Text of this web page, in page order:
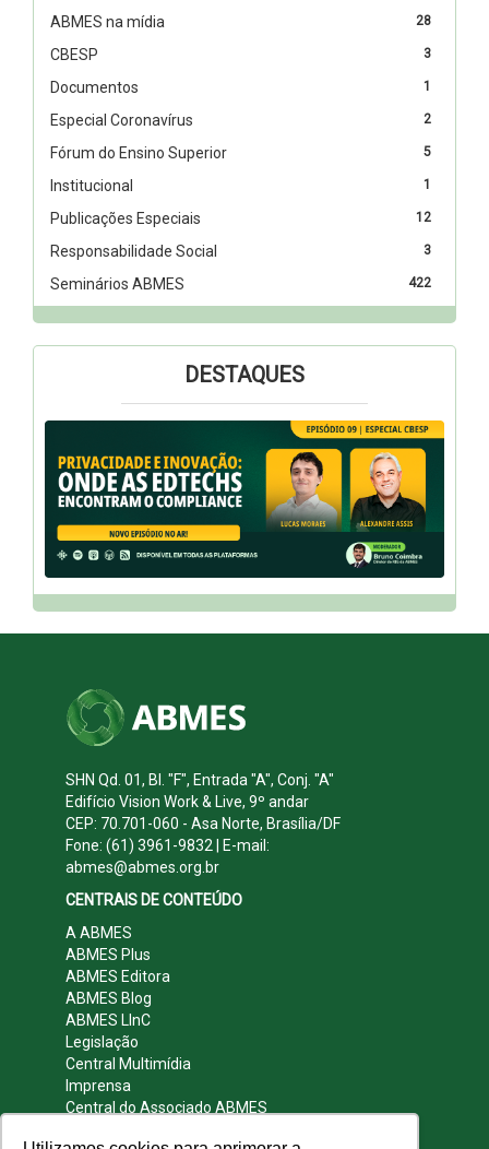
28
ABMES na mídia
3
CBESP
1
Documentos
2
Especial Coronavírus
5
Fórum do Ensino Superior
1
Institucional
12
Publicações Especiais
3
Responsabilidade Social
422
Seminários ABMES
DESTAQUES
SHN Qd. 01, Bl. "F", Entrada "A", Conj. "A"
Edifício Vision Work & Live, 9º andar
CEP: 70.701-060 - Asa Norte, Brasília/DF
Fone: (61) 3961-9832 | E-mail:
abmes@abmes.org.br
CENTRAIS DE CONTEÚDO
A ABMES
ABMES Plus
ABMES Editora
ABMES Blog
ABMES LInC
Legislação
Central Multimídia
Imprensa
Central do Associado ABMES